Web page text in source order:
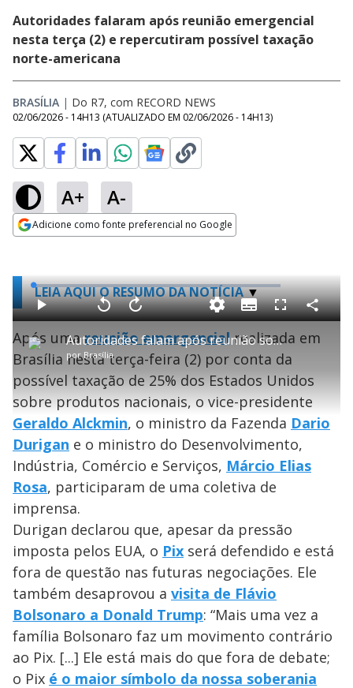
Autoridades falaram após reunião emergencial
nesta terça (2) e repercutiram possível taxação
norte-americana
BRASÍLIA | Do R7, com RECORD NEWS
02/06/2026 - 14H13 (ATUALIZADO EM 02/06/2026 - 14H13)
A+ A-
Adicione como fonte preferencial no Google
LEIA AQUI O RESUMO DA NOTÍCIA
P
l
a
y
V
i
d
Autoridades falam após reunião sobre tarifaço dos EUA
por Brasília
P
a
y
V
l
t
a
r
s
e
g
u
d
o
A
a
n
a
r
1
0
s
e
g
s
u
d
L
o
a
d
e
:
0
.
7
0
S
u
b
i
t
l
e
F
l
l
c
r
e
n
C
o
p
l
h
Após umareunião emergencialrealizada em
Brasília nesta terça-feira (2) por conta da
possível taxação de 25% dos Estados Unidos
sobre produtos nacionais, o vice-presidente
Geraldo Alckmin, o ministro da Fazenda Dario
Durigan e o ministro do Desenvolvimento,
Indústria, Comércio e Serviços, Márcio Elias
Rosa, participaram de uma coletiva de
imprensa.
Durigan declarou que, apesar da pressão
imposta pelos EUA, o Pix será defendido e está
fora de questão nas futuras negociações. Ele
também desaprovou a visita de Flávio
Bolsonaro a Donald Trump: “Mais uma vez a
família Bolsonaro faz um movimento contrário
ao Pix. [...] Ele está mais do que fora de debate;
o Pix é o maior símbolo da nossa soberania